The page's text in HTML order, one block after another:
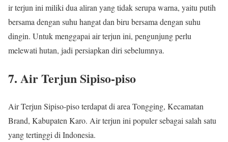
ir terjun ini miliki dua aliran yang tidak serupa warna, yaitu putih
bersama dengan suhu hangat dan biru bersama dengan suhu
dingin. Untuk menggapai air terjun ini, pengunjung perlu
melewati hutan, jadi persiapkan diri sebelumnya.
7. Air Terjun Sipiso-piso
Air Terjun Sipiso-piso terdapat di area Tongging, Kecamatan
Brand, Kabupaten Karo. Air terjun ini populer sebagai salah satu
yang tertinggi di Indonesia.